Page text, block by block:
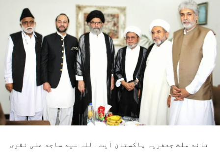
قائد ملت جعفریہ پاکستان آیت اللہ سید ساجد علی نقوی